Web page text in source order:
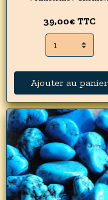
39,00€ TTC
Ajouter au panier